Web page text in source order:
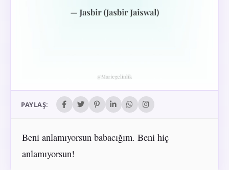
PAYLAŞ:
Beni anlamıyorsun babacığım. Beni hiç
anlamıyorsun!